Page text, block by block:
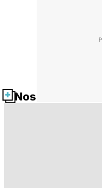
Nos fiches santé